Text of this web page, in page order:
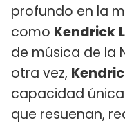
profundo en la
como Kendrick
de música de la
otra vez,
capacidad
que resuenan,